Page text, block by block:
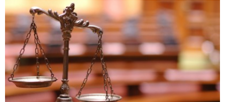
Contact Show
Uitgelicht
Cursus
BLOG